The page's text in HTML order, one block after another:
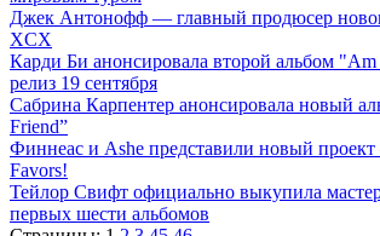
Джек Антонофф — главный продюсер
XCX
Карди Би анонсировала второй альбом
релиз 19 сентября
Сабрина Карпентер анонсировала новый
Friend”
Финнеас и Ashe представили новый
Favors!
Тейлор Свифт официально выкупила
первых шести альбомов